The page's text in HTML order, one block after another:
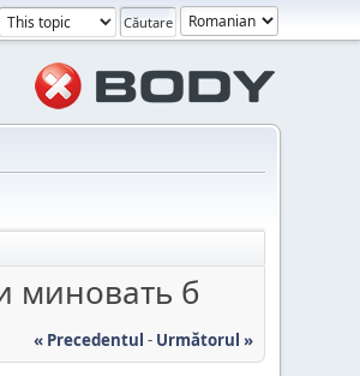
миновать б
« Precedentul - Următorul »